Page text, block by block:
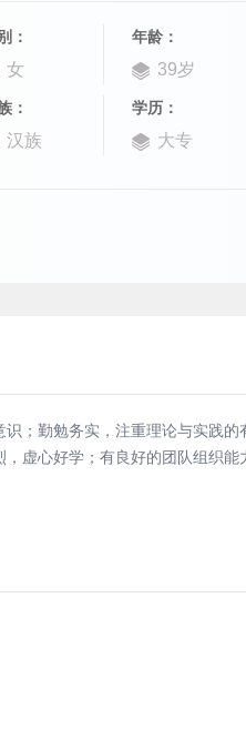
：
女
年龄：
39岁
：
汉族
学历：
大专
；勤勉务实，注重理论与实践
虚心好学；有良好的团队组织